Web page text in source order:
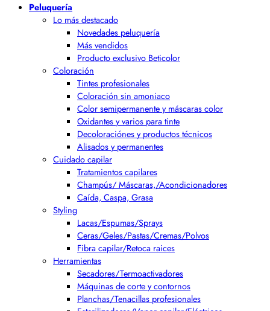
Peluquería
Lo más destacado
Novedades peluquería
Más vendidos
Producto exclusivo Beticolor
Coloración
Tintes profesionales
Coloración sin amoniaco
Color semipermanente y máscaras color
Oxidantes y varios para tinte
Decoloraciónes y productos técnicos
Alisados y permanentes
Cuidado capilar
Tratamientos capilares
Champús/ Máscaras,/Acondicionadores
Caída, Caspa, Grasa
Styling
Lacas/Espumas/Sprays
Ceras/Geles/Pastas/Cremas/Polvos
Fibra capilar/Retoca raices
Herramientas
Secadores/Termoactivadores
Máquinas de corte y contornos
Planchas/Tenacillas profesionales